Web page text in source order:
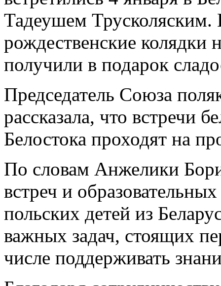
Тадеушем Трусколяским.
рождественские колядки
получили в подарок
Председатель Союза
рассказала, что встречи
Белостока проходят на
По словам Анжелики
встреч и
польских детей из
важных задач, стоящих
числе поддерживать